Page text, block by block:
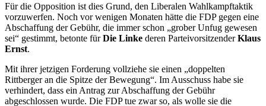
Für die Opposition ist dies Grund, den Liberalen Wahlkampftaktik
vorzuwerfen. Noch vor wenigen Monaten hätte die FDP gegen eine
Abschaffung der Gebühr, die immer schon „grober Unfug gewesen
sei“ gestimmt, betonte fürDie Linke deren ParteivorsitzenderKlaus
Ernst.
Mit ihrer jetzigen Forderung vollziehe sie einen „doppelten
Rittberger an die Spitze der Bewegung“. Im Ausschuss habe sie
verhindert, dass ein Antrag zur Abschaffung der Gebühr
abgeschlossen wurde. Die FDP tue zwar so, als wolle sie die